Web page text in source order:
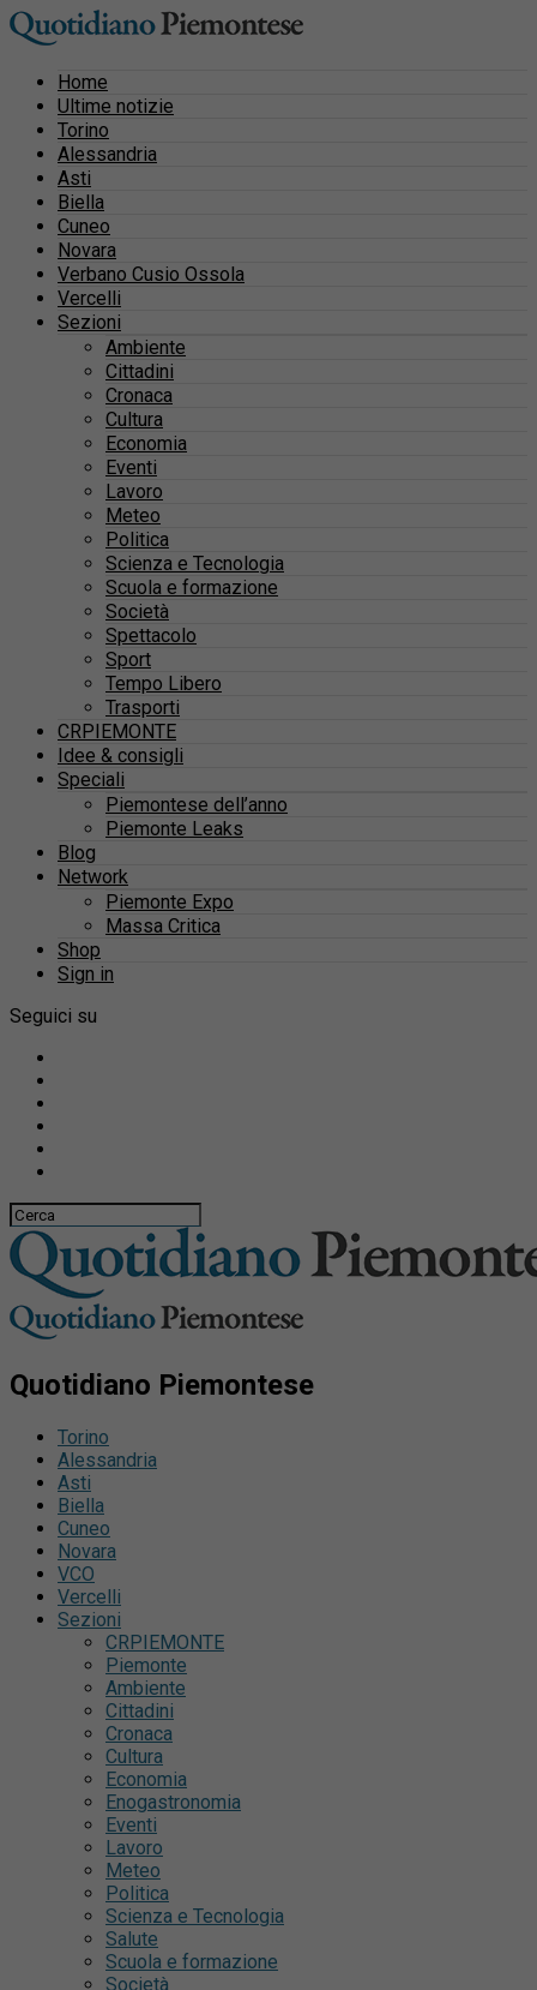
Home
Ultime notizie
Torino
Alessandria
Asti
Biella
Cuneo
Novara
Verbano Cusio Ossola
Vercelli
Sezioni
Ambiente
Cittadini
Cronaca
Cultura
Economia
Eventi
Lavoro
Meteo
Politica
Scienza e Tecnologia
Scuola e formazione
Società
Spettacolo
Sport
Tempo Libero
Trasporti
CRPIEMONTE
Idee & consigli
Speciali
Piemontese dell’anno
Piemonte Leaks
Blog
Network
Piemonte Expo
Massa Critica
Shop
Sign in
Seguici su
Quotidiano Piemontese
Torino
Alessandria
Asti
Biella
Cuneo
Novara
VCO
Vercelli
Sezioni
CRPIEMONTE
Piemonte
Ambiente
Cittadini
Cronaca
Cultura
Economia
Enogastronomia
Eventi
Lavoro
Meteo
Politica
Scienza e Tecnologia
Salute
Scuola e formazione
Società